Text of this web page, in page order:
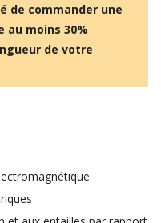
de commander une
au moins 30%
de votre